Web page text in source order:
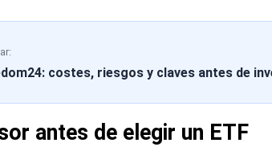
costes, riesgos y claves antes de
antes de elegir un ETF